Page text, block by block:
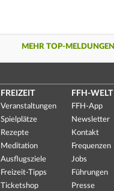
MEHR TOP-MELDUNGEN
FREIZEIT
Veranstaltungen
Spielplätze
Rezepte
Meditation
Ausflugsziele
Freizeit-Tipps
Ticketshop
FFH-WELT
FFH-App
Newsletter
Kontakt
Frequenzen
Jobs
Führungen
Presse